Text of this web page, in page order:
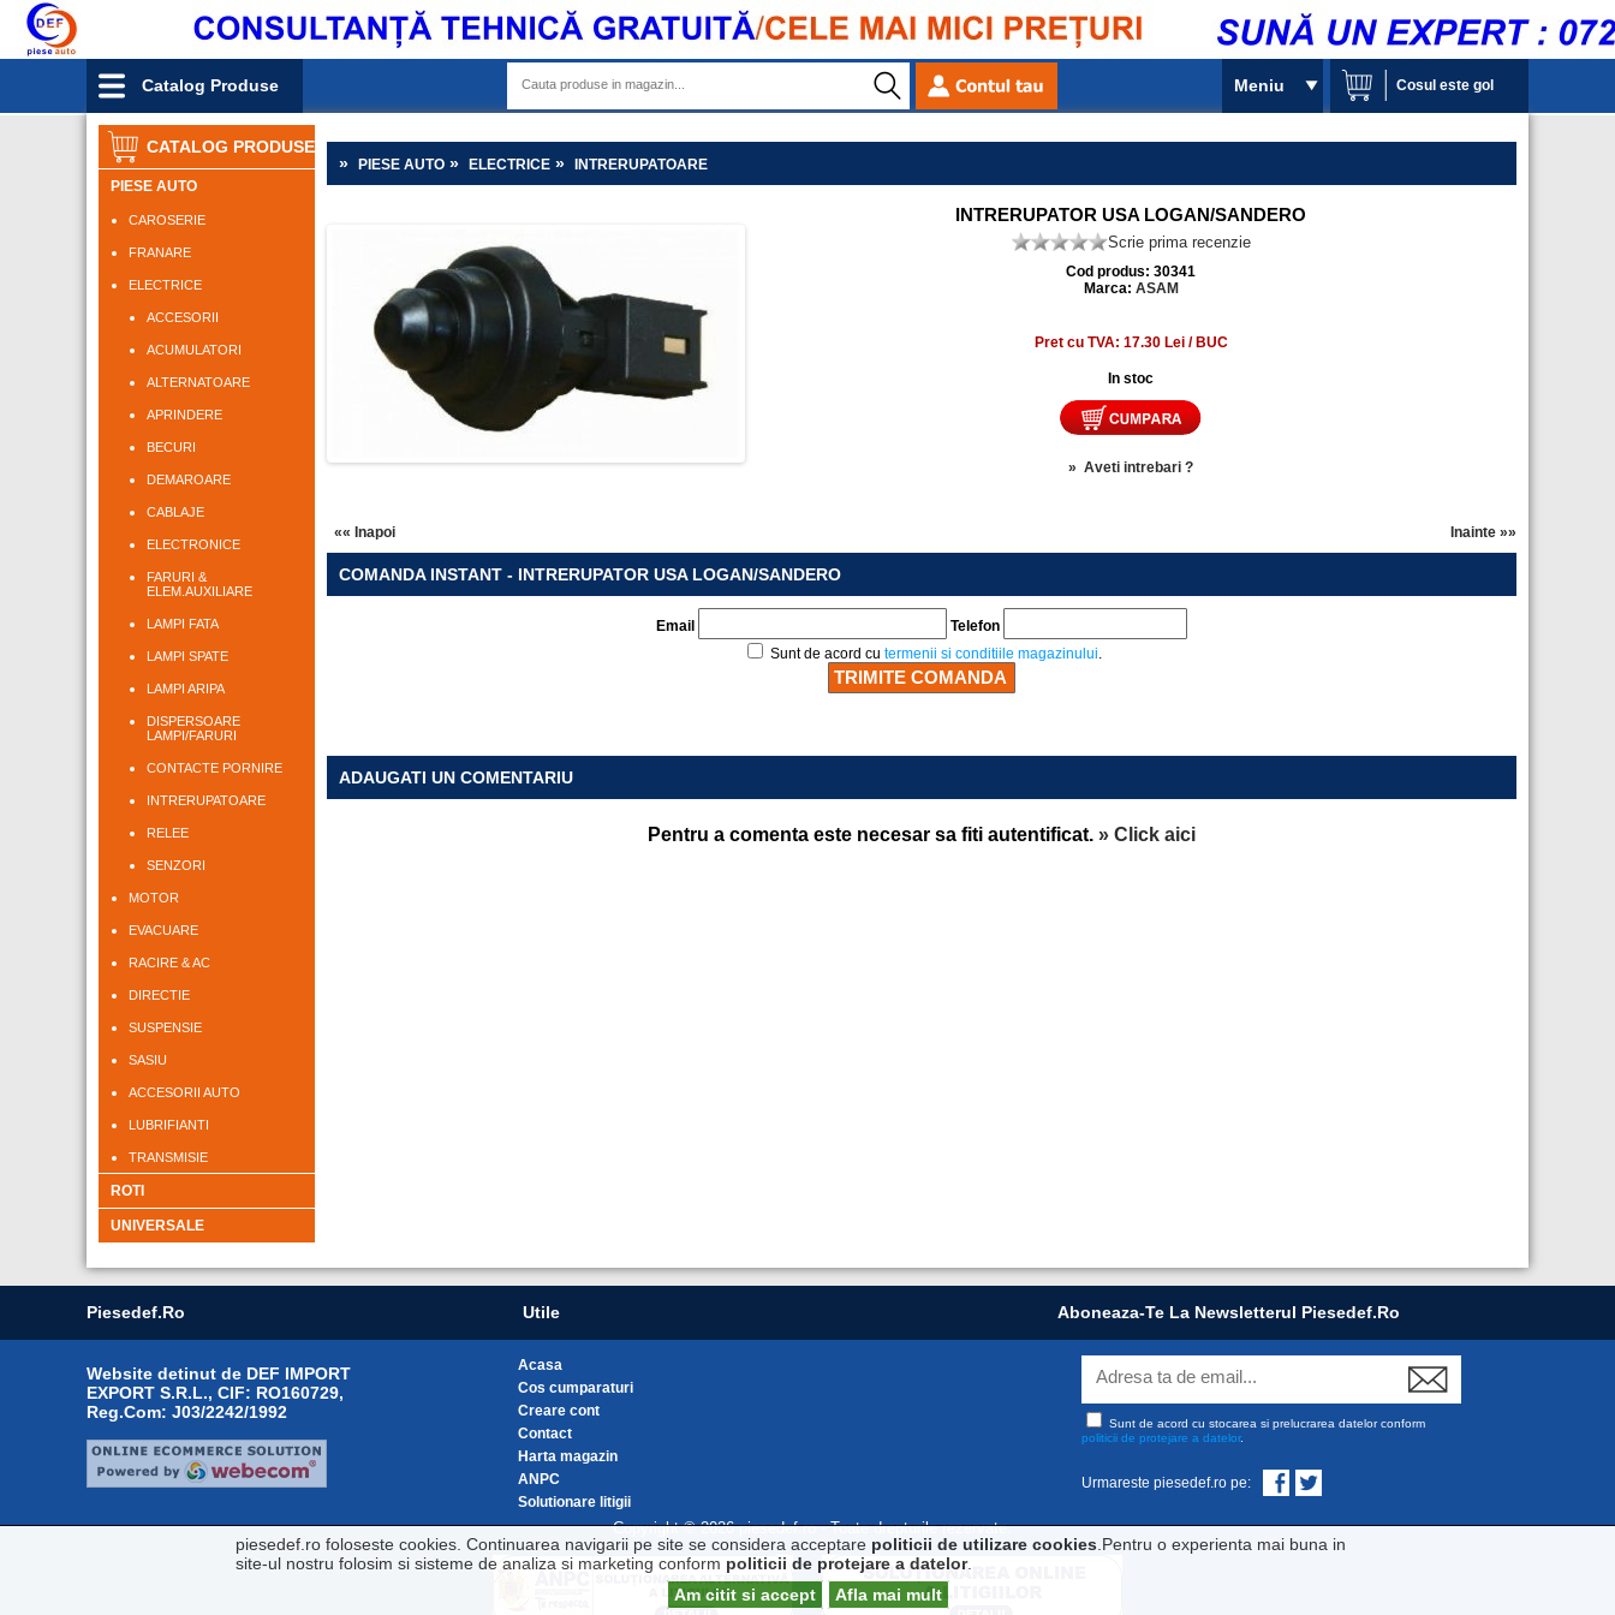
Catalog Produse Meniu Cosul este gol
CATALOG PRODUSE
PIESE AUTO
CAROSERIE
FRANARE
ELECTRICE
ACCESORII
ACUMULATORI
ALTERNATOARE
APRINDERE
BECURI
DEMAROARE
CABLAJE
ELECTRONICE
FARURI &
ELEM.AUXILIARE
LAMPI FATA
LAMPI SPATE
LAMPI ARIPA
DISPERSOARE
LAMPI/FARURI
CONTACTE PORNIRE
INTRERUPATOARE
RELEE
SENZORI
MOTOR
EVACUARE
RACIRE & AC
DIRECTIE
SUSPENSIE
SASIU
ACCESORII AUTO
LUBRIFIANTI
TRANSMISIE
ROTI
UNIVERSALE
» PIESE AUTO » ELECTRICE » INTRERUPATOARE
INTRERUPATOR USA LOGAN/SANDERO
Scrie prima recenzie
Cod produs: 30341
Marca: ASAM
Pret cu TVA: 17.30 Lei / BUC
In stoc
» Aveti intrebari ?
«« Inapoi Inainte »»
COMANDA INSTANT - INTRERUPATOR USA LOGAN/SANDERO
Email
Telefon
Sunt de acord cu termenii si conditiile magazinului.
ADAUGATI UN COMENTARIU
Pentru a comenta este necesar sa fiti autentificat. » Click aici
Piesedef.ro Utile Aboneaza-Te La Newsletterul Piesedef.ro
Website detinut de DEF IMPORT
EXPORT S.R.L., CIF: RO160729,
Reg.Com: J03/2242/1992
Acasa
Cos cumparaturi
Creare cont
Contact
Harta magazin
ANPC
Solutionare litigii
Sunt de acord cu stocarea si prelucrarea datelor conform
politicii de protejare a datelor.
Urmareste piesedef.ro pe:
Copyright © 2026 piesedef.ro - Toate drepturile rezervate.
piesedef.ro foloseste cookies. Continuarea navigarii pe site se considera acceptare politicii de utilizare cookies .Pentru o experienta mai buna in
site-ul nostru folosim si sisteme de analiza si marketing conform politicii de protejare a datelor.
Am citit si accept
Afla mai mult